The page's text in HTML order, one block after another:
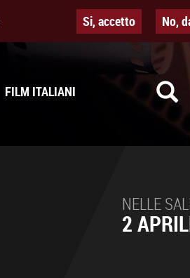
Si, accetto No,
FILM ITALIANI
NELLE
2